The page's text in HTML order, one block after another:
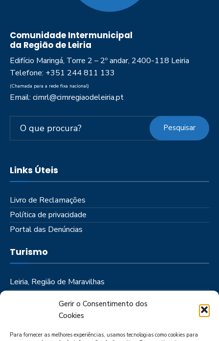
Gerir o Consentimento dos
Cookies
Para fornecer as melhores experiências, usamos tecnologias como cookies para
Comunidade Intermunicipal
da Região de Leiria
Edifício Maringá, Torre 2 – 2º andar, 2400-118 Leiria
Telefone: +351 244 811 133
(Chamada para a rede fixa nacional)
Email: cimrl@cimregiaodeleiria.pt
Pesquisar
Links Úteis
Livro de Reclamações
Política de privacidade
Portal das Denúncias
Turismo
Leiria, Região de Maravilhas